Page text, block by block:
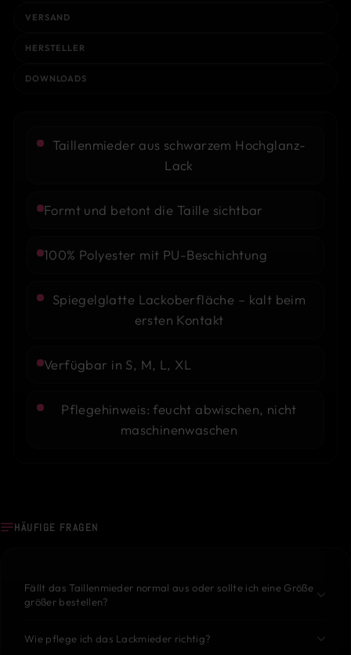
VERSAND
HERSTELLER
DOWNLOADS
Taillenmieder aus schwarzem Hochglanz-
Lack
Formt und betont die Taille sichtbar
100% Polyester mit PU-Beschichtung
Spiegelglatte Lackoberfläche – kalt beim
ersten Kontakt
Verfügbar in S, M, L, XL
Pflegehinweis: feucht abwischen, nicht
maschinenwaschen
HÄUFIGE FRAGEN
Fällt das Taillenmieder normal aus oder sollte ich eine Größe
größer bestellen?
Wie pflege ich das Lackmieder richtig?